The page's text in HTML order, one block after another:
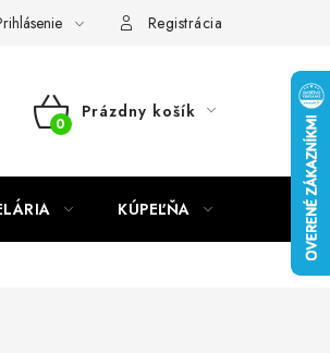
Registrácia
NÁKUPNÝ
Prázdny košík
KÚPEĽŇA